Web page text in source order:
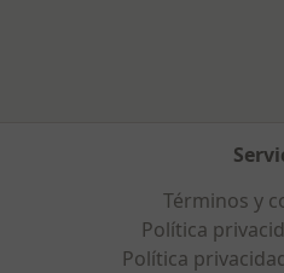
Términos y
Política
Política